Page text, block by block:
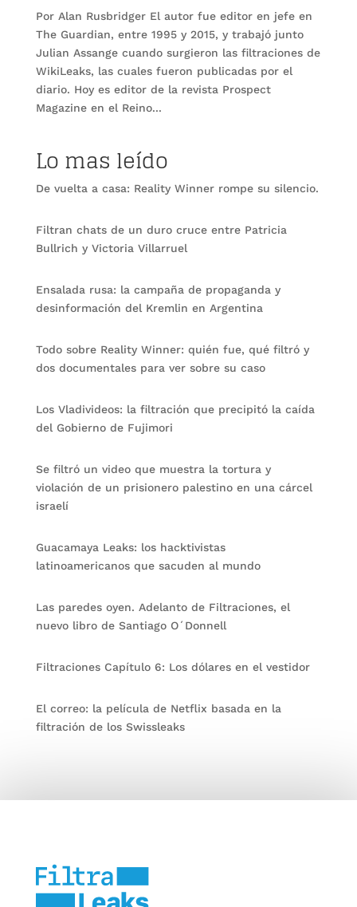
Por Alan Rusbridger El autor fue editor en jefe en
The Guardian, entre 1995 y 2015, y trabajó junto
Julian Assange cuando surgieron las filtraciones de
WikiLeaks, las cuales fueron publicadas por el
diario. Hoy es editor de la revista Prospect
Magazine en el Reino...
Lo mas leído
De vuelta a casa: Reality Winner rompe su silencio.
Filtran chats de un duro cruce entre Patricia
Bullrich y Victoria Villarruel
Ensalada rusa: la campaña de propaganda y
desinformación del Kremlin en Argentina
Todo sobre Reality Winner: quién fue, qué filtró y
dos documentales para ver sobre su caso
Los Vladivideos: la filtración que precipitó la caída
del Gobierno de Fujimori
Se filtró un video que muestra la tortura y
violación de un prisionero palestino en una cárcel
israelí
Guacamaya Leaks: los hacktivistas
latinoamericanos que sacuden al mundo
Las paredes oyen. Adelanto de Filtraciones, el
nuevo libro de Santiago O´Donnell
Filtraciones Capítulo 6: Los dólares en el vestidor
El correo: la película de Netflix basada en la
filtración de los Swissleaks